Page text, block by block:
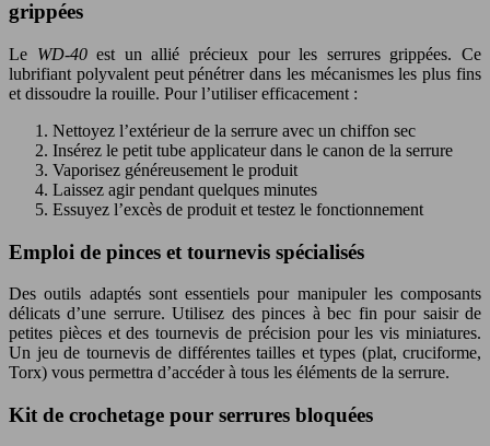
grippées
Le WD-40est un allié précieux pour les serrures grippées. Ce
lubrifiant polyvalent peut pénétrer dans les mécanismes les plus fins
et dissoudre la rouille. Pour l’utiliser efficacement :
Nettoyez l’extérieur de la serrure avec un chiffon sec
Insérez le petit tube applicateur dans le canon de la serrure
Vaporisez généreusement le produit
Laissez agir pendant quelques minutes
Essuyez l’excès de produit et testez le fonctionnement
Emploi de pinces et tournevis spécialisés
Des outils adaptés sont essentiels pour manipuler les composants
délicats d’une serrure. Utilisez des pinces à bec fin pour saisir de
petites pièces et des tournevis de précision pour les vis miniatures.
Un jeu de tournevis de différentes tailles et types (plat, cruciforme,
Torx) vous permettra d’accéder à tous les éléments de la serrure.
Kit de crochetage pour serrures bloquées